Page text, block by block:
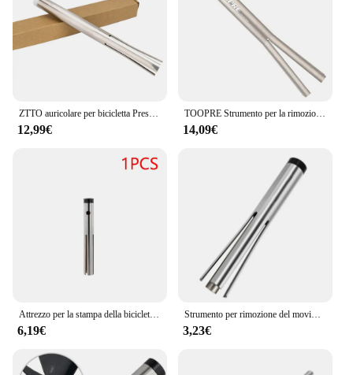
ZTTO auricolare per bicicletta Press Fit installa e rimuovi strumento scatola dello sterzo Semi integrata forcella corona distanziatore rondella Driver di installazione
12,99€
TOOPRE Strumento per la rimozione della tazza della cuffia della bicicletta Driver di espansione Pressa in acciaio inossidabile Fit ZS Tipo Steerer Pressfit BB Strumento per la rimozione della tazza
14,09€
Attrezzo per la stampa della bicicletta comodo strumento per la rimozione dell'asse inferiore del foro di sospensione pratico da usare strumento di rimozione BB per gli appassionati di bici
6,19€
Strumento per rimozione del movimento centrale pressfit delle pedivelle per biciclette, strumento riparazione bici
3,23€